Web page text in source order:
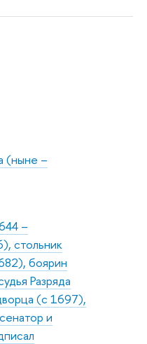
(ныне –
–
стольник
боярин
Разряда
(с 1697),
и